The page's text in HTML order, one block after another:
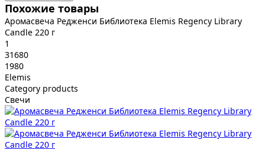
Похожие товары
Аромасвеча Редженси Библиотека Elemis Regency Library
Candle 220 г
1
31680
1980
Elemis
Category products
Свечи